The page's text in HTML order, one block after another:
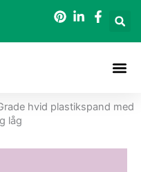
hvid plastikspand med
låg